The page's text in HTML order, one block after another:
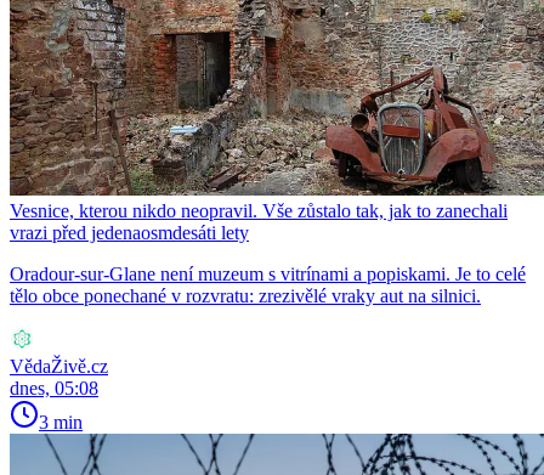
Vesnice, kterou nikdo neopravil. Vše zůstalo tak, jak to zanechali
vrazi před jedenaosmdesáti lety
Oradour-sur-Glane není muzeum s vitrínami a popiskami. Je to celé
tělo obce ponechané v rozvratu: zrezivělé vraky aut na silnici.
VědaŽivě.cz
dnes, 05:08
3 min